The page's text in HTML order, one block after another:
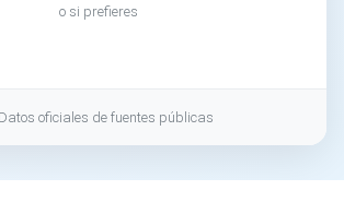
o si prefieres
Datos oficiales de fuentes públicas